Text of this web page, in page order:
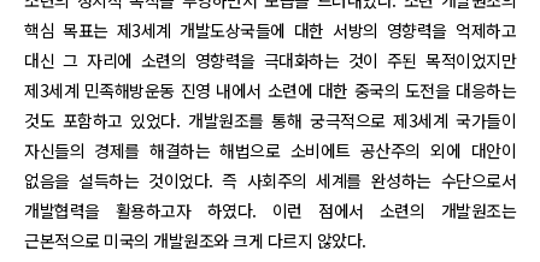
핵심 목표는 제3세계 개발도상국들에 대한 서방의 영향력을 억제하고
대신 그 자리에 소련의 영향력을 극대화하는 것이 주된 목적이었지만
제3세계 민족해방운동 진영 내에서 소련에 대한 중국의 도전을 대응하는
것도 포함하고 있었다. 개발원조를 통해 궁극적으로 제3세계 국가들이
자신들의 경제를 해결하는 해법으로 소비에트 공산주의 외에 대안이
없음을 설득하는 것이었다. 즉 사회주의 세계를 완성하는 수단으로서
개발협력을 활용하고자 하였다. 이런 점에서 소련의 개발원조는
근본적으로 미국의 개발원조와 크게 다르지 않았다.